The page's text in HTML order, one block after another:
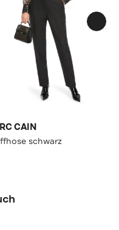
CAIN
schwarz